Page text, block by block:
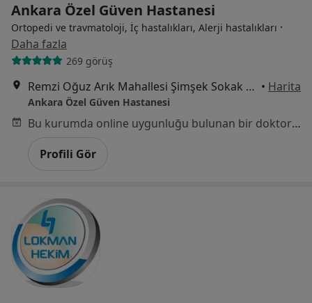
Ankara Özel Güven Hastanesi
Ortopedi ve travmatoloji, İç hastalıkları, Alerji hastalıkları ·
Daha fazla
269 görüş
Remzi Oğuz Arık Mahallesi Şimşek Sokak No:29 Kavaklıdere, Çankaya • Harita
Ankara Özel Güven Hastanesi
Bu kurumda online uygunluğu bulunan bir doktor veya uzman bulunamadı
Profili Gör